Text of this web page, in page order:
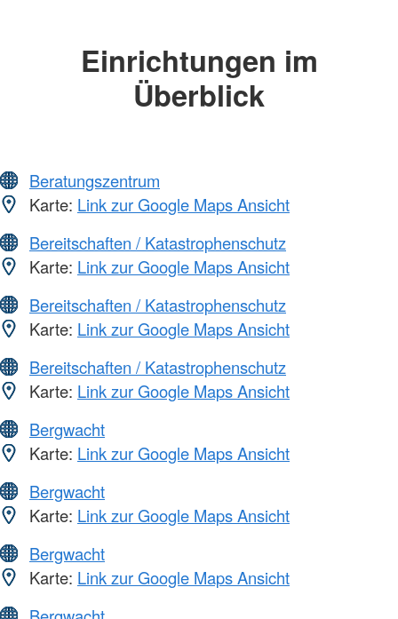
Einrichtungen im
Überblick
Beratungszentrum
Karte: Link zur Google Maps Ansicht
Bereitschaften / Katastrophenschutz
Karte: Link zur Google Maps Ansicht
Bereitschaften / Katastrophenschutz
Karte: Link zur Google Maps Ansicht
Bereitschaften / Katastrophenschutz
Karte: Link zur Google Maps Ansicht
Bergwacht
Karte: Link zur Google Maps Ansicht
Bergwacht
Karte: Link zur Google Maps Ansicht
Bergwacht
Karte: Link zur Google Maps Ansicht